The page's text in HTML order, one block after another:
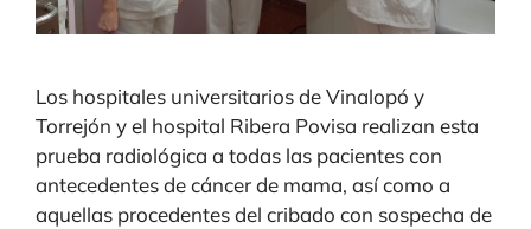
Los hospitales universitarios de Vinalopó y
Torrejón y el hospital Ribera Povisa realizan esta
prueba radiológica a todas las pacientes con
antecedentes de cáncer de mama, así como a
aquellas procedentes del cribado con sospecha de